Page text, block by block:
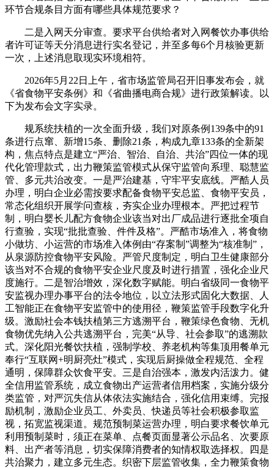
环节合规条目方面有哪些具体规范要求？
二是入网天分审查。要求平台供给者对入网餐饮办事供给
者许可证等天分消息进行实名登记，并至多每6个月核验更新
一次，上述消息取现实环境相符。
2026年5月22日上午，省市场监管局召开旧事发布会，就
《省食物平安条例》和《省曲播电商合规》进行政策解读。以
下为发布会文字实录。
规系统扶植的一次全面升级，我们对原条例139条中的91
条进行点窜、新增15条、删除21条，构成九章133条的全新架
构，焦点特点是建立“严治、智治、自治、共治”四位一体的现
代化管理款式，出力鞭策监管模式从保守监管向系理、聪慧监
管、多元共治改变。一是严治建基，守牢平安底线。严酷人员
办理，明白企业必需按要求配备食物平安总监、食物平安员，
常态化组织开展学问查核，夯实企业办理根本。严把过程节
制，明白婴长儿配方食物企业该当对出厂成品进行逐批全项自
行查验，实现“批批查验、件件及格”。严酷市场准入，将食物
小做坊、小运营的市场准入体例由“存案制”调整为“核准制”，
从泉源防控食物平安风险。严管尺度制定，明白卫生健康部分
该当对不合规的食物平安企业尺度及时进行措置，强化企业尺
度施行。二是智治增效，深化数字赋能。明白省级同一食物平
安监视办理办事平台的法令地位，以立法形式固化大数据、人
工智能正在食物平安监管中的使用径，鞭策监管手段数字化升
级。激励社会本钱扶植第三方逃溯平台，鞭策绿色食物、无机
食物优先纳入公共逃溯平台，完美“从导、社会参取”的逃溯款
式。深化阳光餐饮扶植，强制学校、养老机构等集顶用餐单元
奉行“互联网+明厨亮灶”模式，实现后厨操做全程规范、全程
通明，保障群众饮食平安。三是自治强本，激发内活泼力。健
全信用监管系统，成立食物出产运营者信用档案，实施分级分
类监管，对严沉失信从体依法实施结合，强化信用束缚。完报
励机制，激励企业员工、外卖员、快递员等社会积极参取监
视，拓宽监视渠道。规范预制菜运营办理，明白要求餐饮单元
利用预制菜时，须正在菜单、点餐页面显著公示品名、次要原
料、出产者等消息，切实保障消费者的知情权取选择权。四是
共治聚力，建立多元生态。织密下层监管收集，全力鞭策食物